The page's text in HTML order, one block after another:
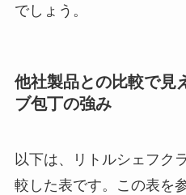
でしょう。
他社製品との比較で見
ブ包丁の強み
以下は、リトルシェフク
較した表です。この表を